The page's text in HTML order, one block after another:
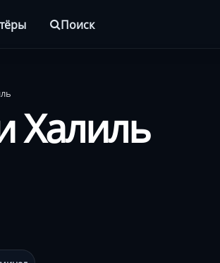
Поиск
Халиль